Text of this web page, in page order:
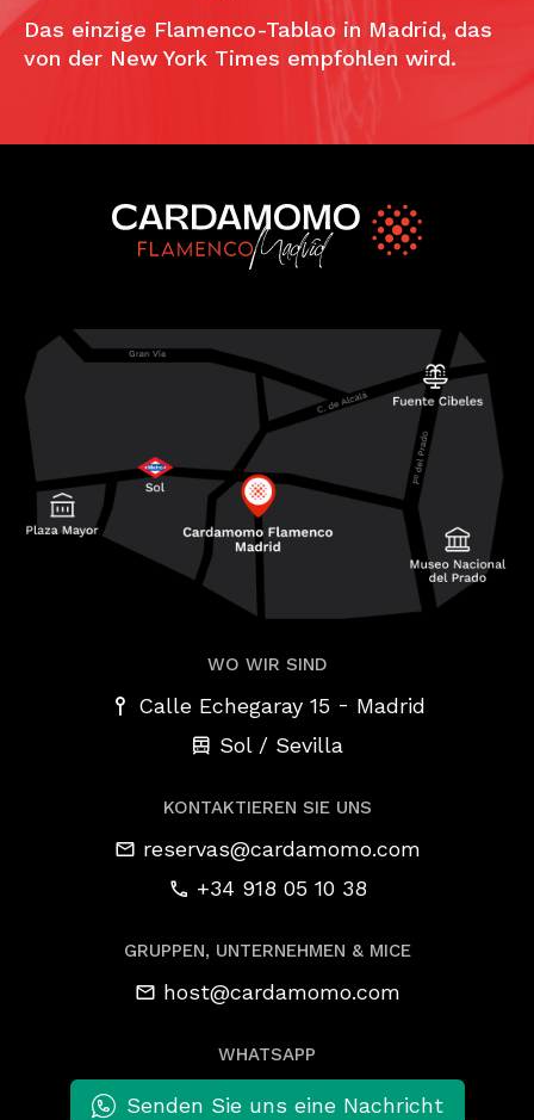
Das einzige Flamenco-Tablao in Madrid, das
von der New York Times empfohlen wird.
WO WIR SIND
Calle Echegaray 15 - Madrid
Sol / Sevilla
KONTAKTIEREN SIE UNS
reservas@cardamomo.com
+34 918 05 10 38
GRUPPEN, UNTERNEHMEN & MICE
host@cardamomo.com
WHATSAPP
Senden Sie uns eine Nachricht